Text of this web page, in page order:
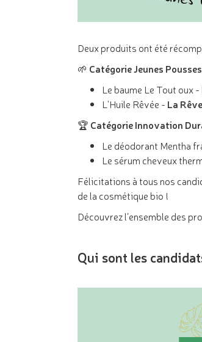
Deux produits ont été
🌱 Catégorie Jeunes
Le baume Le Tout oux -
L'Huile Rêvée - La
🏆 Catégorie Innovation
Le déodorant Mentha
Le sérum cheveux
Félicitations à tous nos
de la cosmétique bio !
Découvrez l’ensemble des
Qui sont les